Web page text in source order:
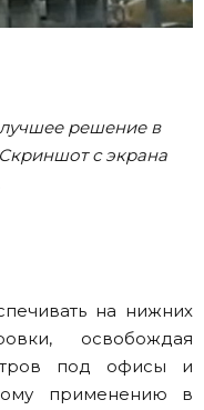
решение в
с экрана
на нижних
освобождая
под офисы и
применению в